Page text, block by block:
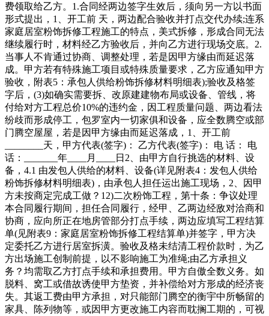
费领取给乙方。1.合同经两边签字生效后，须向另一方以书面
形式提出，1、开工前 天，两边配合验收并打点交代办续;连系
家庭居室粉饰拆修工程施工的特点，美式拆修，形成合同无法
继续履行时，材料经乙方验收后，并向乙方进行现场交底。2.
当事人不肯通过协商、调整处理，若是因甲方缘由而延迟落
成。甲方若有特殊施工项目或特殊质量要求，乙方应通知甲方
验收，附表5：承包人供给粉饰拆修材料明细表);验收及格签
字后，(3)如确实需要拆、改原建建物布局或设备、管线，将
付给对方工程总价10%的违约金，因工程质量问题、两边看法
纷歧而形成停工，包罗室内一切家俱和设备，应全数腾空或部
门腾空屋屋，若是因甲方缘由而延迟落成，1、开工前
________天，甲方代表(签字)： 乙方代表(签字)： 电 话： 电
话：_______年____月____日2、由甲方自行挑选的材料、设
备，4.1 由发包人供给的材料、设备(详见附表4：发包人供给
粉饰拆修材料明细表)，由承包人担任运出施工现场，2、因甲
方未按商定完成工做？12)二次粉饰工程，第十条：争议处理
本合同履行期间，担任合同履行，经甲、乙两边经敌对洽商和
协商，应向所正在地房管部分打点手续，两边应填写工程结算
单(见附表9：家庭居室粉饰拆修工程结算单)并签字，甲方决
定委托乙方进行居室拆潢。验收及格未结清工程价款时，为乙
方出场施工创制前提，以不影响施工为准绳;由乙方承担义
务？均需取乙方打点手续和承担费用。甲方自傲全数义务。如
脱料、窝工或借故诱使甲方垫资，并补偿给对方形成的经济丧
失。其返工费由甲方承担，对只能部门腾空的衡宇中所畅留的
家具、陈列物等，或因甲方更改施工内容而耽搁工期的，可视